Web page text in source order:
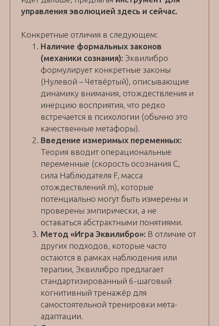
управления эволюцией здесь и сейчас.
Конкретные отличия в следующем:
Наличие формальных законов
(механики сознания): Эквилибро
формулирует конкретные законы
(Нулевой – Четвёртый), описывающие
динамику внимания, отождествления и
инерцию восприятия, что редко
встречается в психологии (обычно это
качественные метафоры).
Введение измеримых переменных:
Теория вводит операциональные
переменные (скорость осознания C,
сила Наблюдателя F, масса
отождествлений m), которые
потенциально могут быть измерены и
проверены эмпирически, а не
оставаться абстрактными понятиями.
Метод «Игра Эквилибро»: В отличие от
других подходов, которые часто
остаются в рамках наблюдения или
терапии, Эквилибро предлагает
стандартизированный 6-шаговый
когнитивный тренажёр для
самостоятельной тренировки мета-
адаптации.